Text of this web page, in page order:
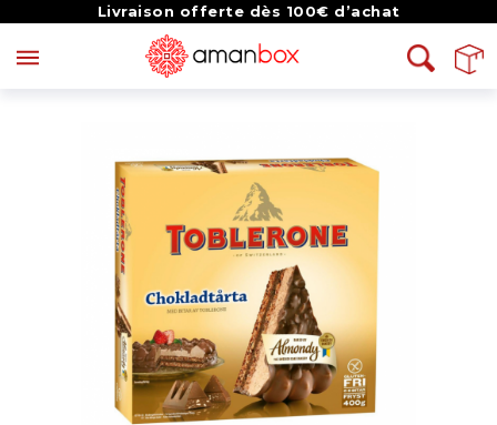
Livraison offerte dès 100€ d’achat